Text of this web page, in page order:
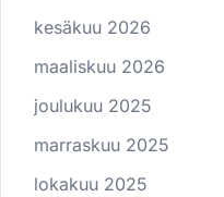
kesäkuu 2026
maaliskuu 2026
joulukuu 2025
marraskuu 2025
lokakuu 2025